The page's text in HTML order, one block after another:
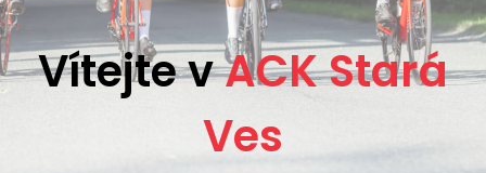
Vítejte vACK Stará
Ves